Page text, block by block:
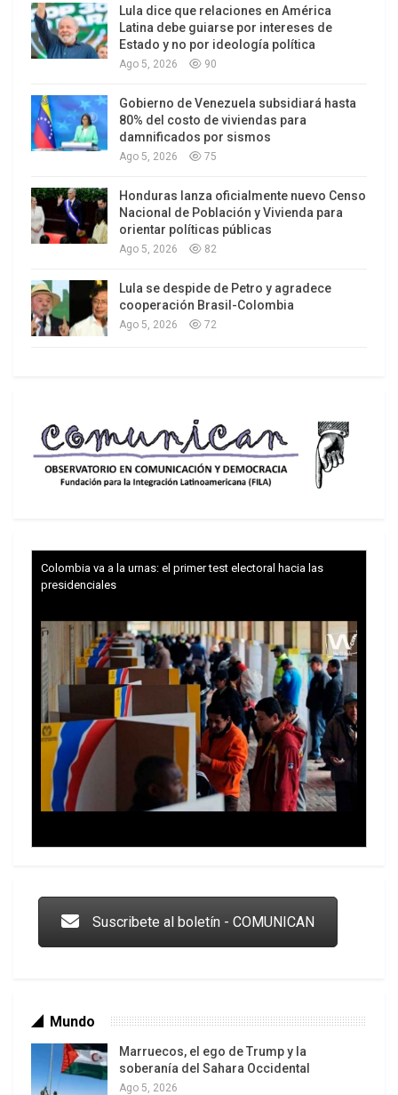
de miles de personas, en el contexto de la hostil
política migratoria que implementa contra los
latinos el presidente estadounidense, Donald
Trump.
Por Venezuela, la repatriación fue ejecutada a
través del programa gubernamental «Gran Misión
migrantes venezolanos que se encuentran en
países de la región en situación de vulnerabilidad.
Lula dice que relaciones en América
Latina debe guiarse por intereses de
Estado y no por ideología política
Ago 5, 2026 90
Gobierno de Venezuela subsidiará hasta
80% del costo de viviendas para
damnificados por sismos
Ago 5, 2026 75
Honduras lanza oficialmente nuevo Censo
Nacional de Población y Vivienda para
orientar políticas públicas
Ago 5, 2026 82
Lula se despide de Petro y agradece
cooperación Brasil-Colombia
Ago 5, 2026 72
Colombia va a la urnas: el primer test electoral hacia las
presidenciales
Suscribete al boletín - COMUNICAN
Mundo
Marruecos, el ego de Trump y la
soberanía del Sahara Occidental
Ago 5, 2026